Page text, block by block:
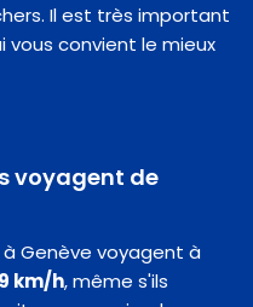
Il est très important
vous convient le mieux
voyagent de
Genève voyagent à
km/h, même s'ils